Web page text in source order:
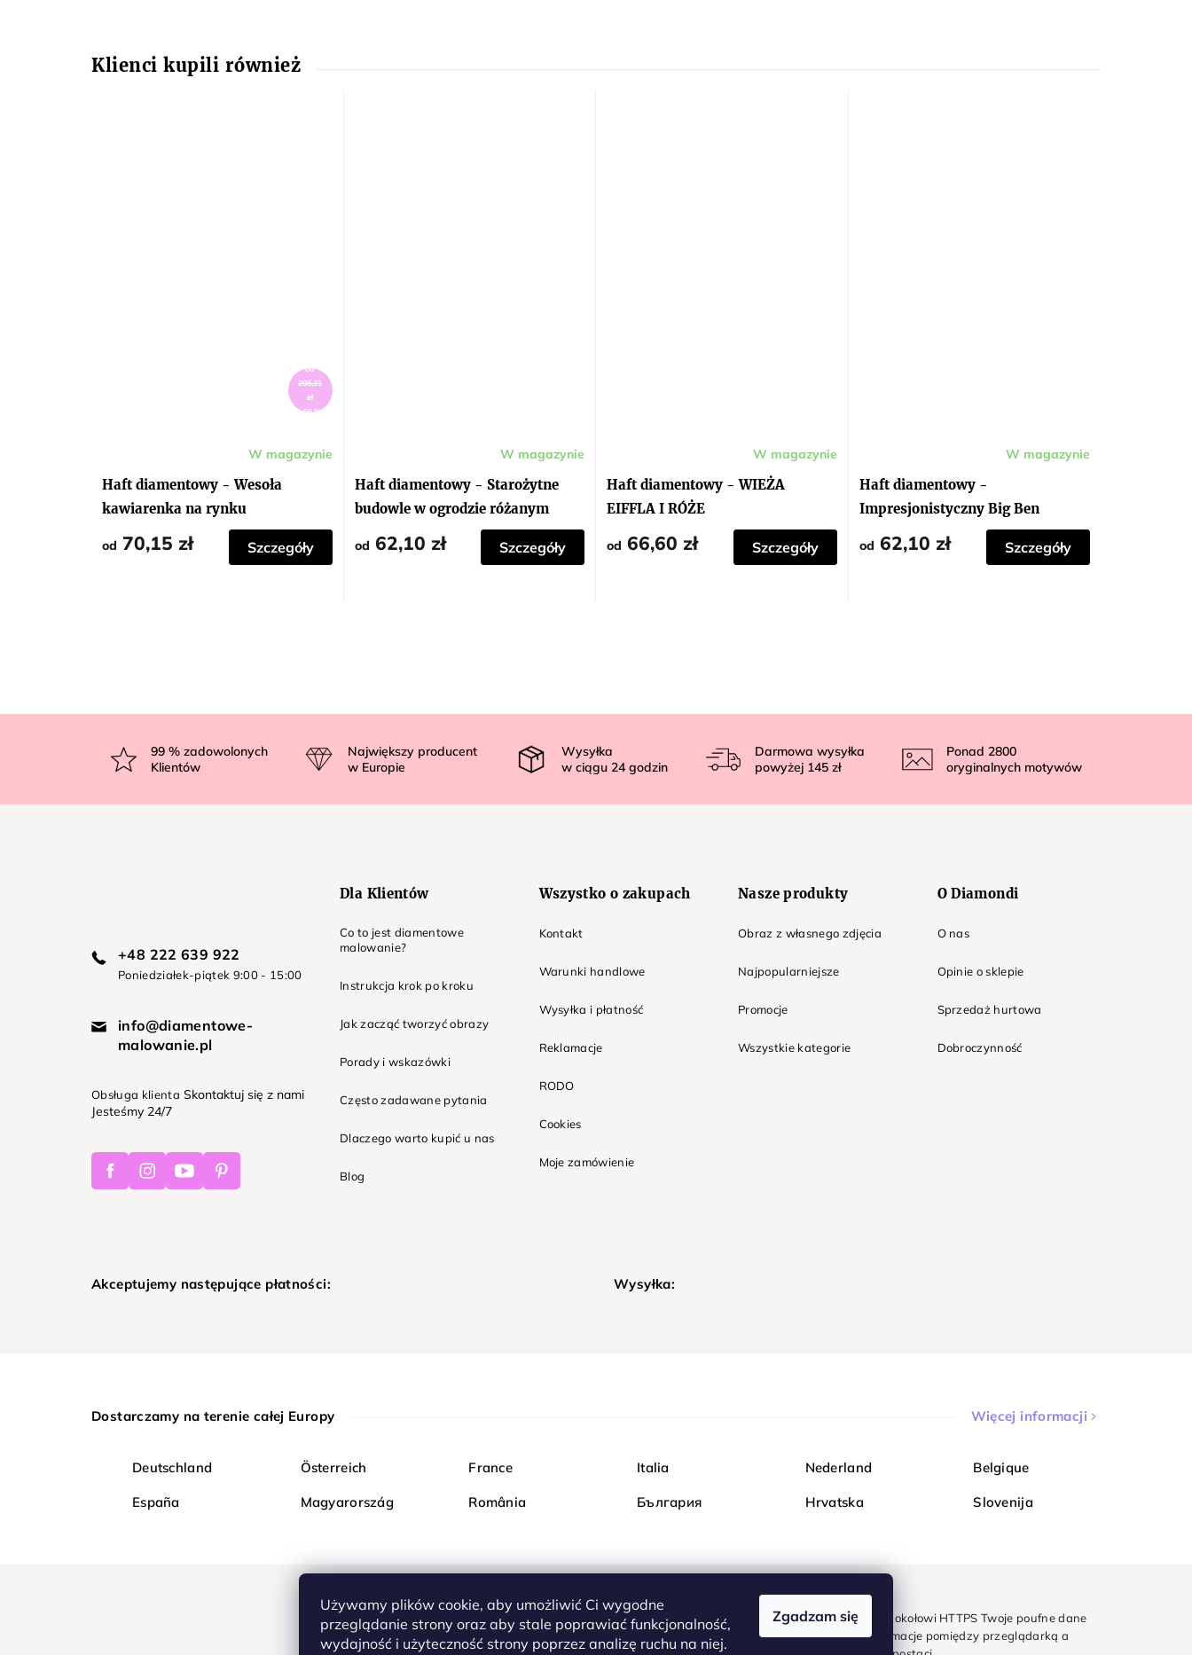
Używamy plików cookie, aby umożliwić Ci wygodne
przeglądanie strony oraz aby stale poprawiać funkcjonalność,
wydajność i użyteczność strony poprzez analizę ruchu na niej.
Zgadzam się
od
206,31
zł
–66 %
Haft diamentowy - Wesoła
kawiarenka na rynku
W magazynie
od 70,15 zł Szczegóły
Haft diamentowy - Starożytne
budowle w ogrodzie różanym
W magazynie
od 62,10 zł Szczegóły
Haft diamentowy - WIEŻA
EIFFLA I RÓŻE
W magazynie
od 66,60 zł Szczegóły
Haft diamentowy -
Impresjonistyczny Big Ben
W magazynie
od 62,10 zł Szczegóły
p
99% zadowolonych
Klientów
Największy producent
w Europie
Wysyłka
w ciągu 24 godzin
Darmowa wysyłka
powyżej 145 zł
Ponad 2800
oryginalnych motywów
+48 222 639 922
Poniedziałek-piątek 9:00 - 15:00
info@diamentowe-
malowanie.pl
Obsługa klienta Skontaktuj się z nami
Jesteśmy 24/7
FacebookInstagramYoutubePinterest
Dla Klientów
Co to jest diamentowe
malowanie?
Instrukcja krok po kroku
Jak zacząć tworzyć obrazy
Porady i wskazówki
Często zadawane pytania
Dlaczego warto kupić u nas
Blog
Wszystko o zakupach
Kontakt
Warunki handlowe
Wysyłka i płatność
Reklamacje
RODO
Cookies
Moje zamówienie
Nasze produkty
Obraz z własnego zdjęcia
Najpopularniejsze
Promocje
Wszystkie kategorie
O Diamondi
O nas
Opinie o sklepie
Sprzedaż hurtowa
Dobroczynność
Akceptujemy następujące płatności: Wysyłka:
Dostarczamy na terenie całej Europy Więcej informacji
Deutschland Österreich France Italia Nederland Belgique
España Magyarország România България Hrvatska Slovenija
Kupuj bezpiecznie w Diamondi. Dzięki protokołowi HTTPS Twoje poufne dane
są całkowicie bezpieczne - wszystkie informacje pomiędzy przeglądarką a